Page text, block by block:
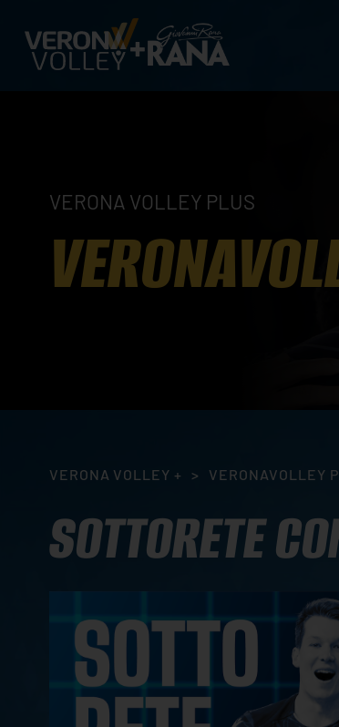
VERONA VOLLEY PLUS
VERONA VOLLEY + > VERONAVOLLEY
SOTTORETE